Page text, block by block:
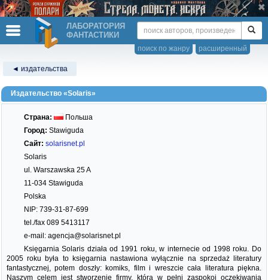
ЛАБОРАТОРИЯ
ФАНТАСТИКИ
расширенный
поиск по жанру
◄ издательства
Издательство «Solaris»
Страна:
Польша
Город: Stawiguda
Сайт: solarisnet.pl
Solaris
ul. Warszawska 25 A
11-034 Stawiguda
Polska
NIP: 739-31-87-699
tel./fax 089 5413117
e-mail: agencja@solarisnet.pl
Księgarnia Solaris działa od 1991 roku, w internecie od 1998 roku. Do
2005 roku była to księgarnia nastawiona wyłącznie na sprzedaż literatury
fantastycznej, potem doszły: komiks, film i wreszcie cała literatura piękna.
Naszym celem jest stworzenie firmy, która w pełni zaspokoi oczekiwania